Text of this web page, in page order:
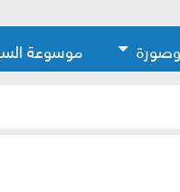
موسوعة